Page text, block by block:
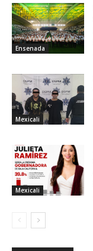
Ensenada
Mexicali
Mexicali